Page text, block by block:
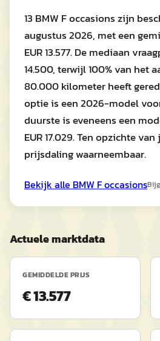
13 BMW F occasions zijn
augustus 2026, met een
EUR 13.577. De mediaan
14.500, terwijl 100% van het
80.000 kilometer heeft
optie is een 2026-model voor
duurste is eveneens een
EUR 17.029. Ten opzichte
prijsdaling waarneembaar.
Bekijk alle BMW Foccasions
Actuele marktdata
GEMIDDELDE PRIJS
€ 13.577